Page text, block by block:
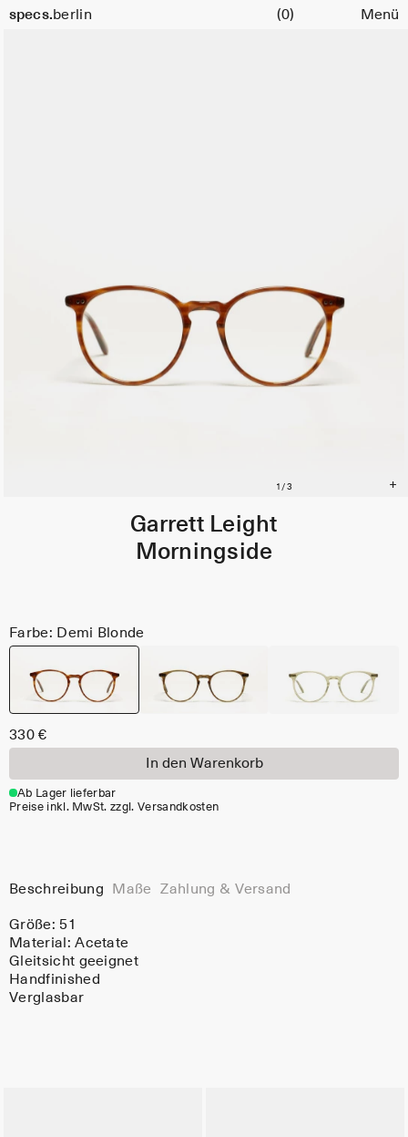
specs.berlin
Warenkorb (0) Menü
Garrett Leight
Morningside
Farbe: Demi Blonde
Größe
51
330 €
In den Warenkorb
Ab Lager lieferbar
Preise inkl. MwSt. zzgl. Versandkosten
Beschreibung Maße Zahlung & Versand
Größe: 51
Material:Acetate
Gleitsicht geeignet
Handfinished
Verglasbar